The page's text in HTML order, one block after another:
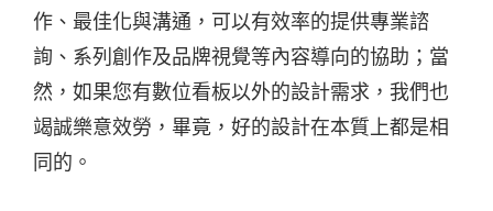
作、最佳化與溝通，可以有效率的提供專業諮
詢、系列創作及品牌視覺等內容導向的協助；當
然，如果您有數位看板以外的設計需求，我們也
竭誠樂意效勞，畢竟，好的設計在本質上都是相
同的。